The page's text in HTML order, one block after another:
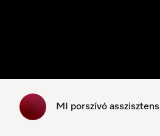
MI porszívó asszisztens